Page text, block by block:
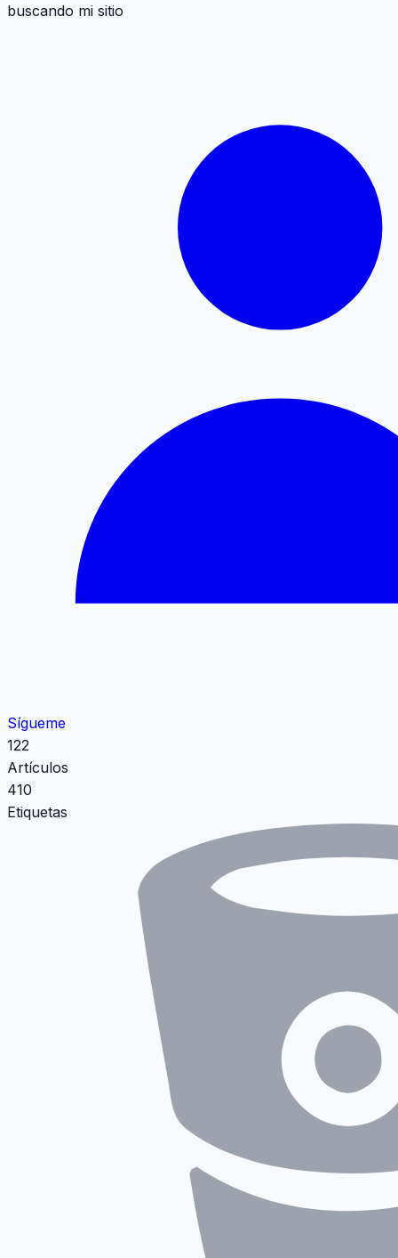
buscando mi sitio
Sígueme
122
Artículos
410
Etiquetas